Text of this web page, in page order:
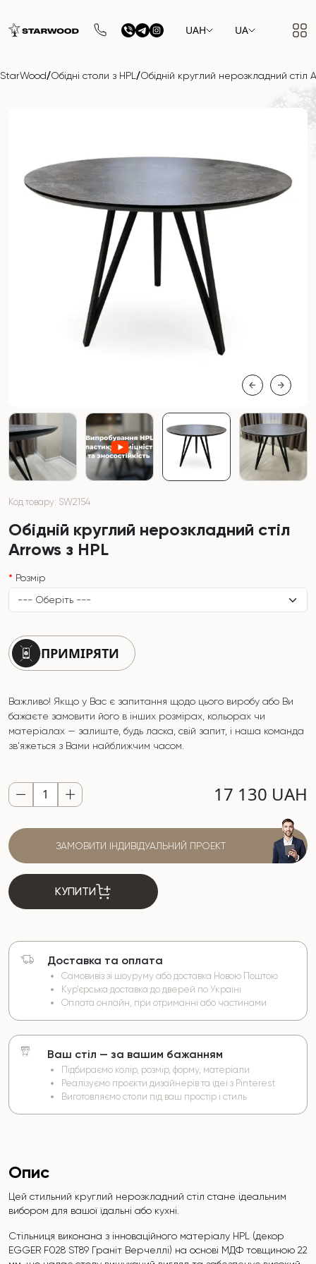
UAH UA
StarWood/Обідні столи з HPL /Обідній круглий нерозкладний стіл
Код товару: SW2154
Обідній круглий нерозкладний стіл
Arrows з HPL
Розмір
ПРИМІРЯТИ
Важливо! Якщо у Вас є запитання щодо цього виробу або Ви
бажаєте замовити його в інших розмірах, кольорах чи
матеріалах — залиште, будь ласка, свій запит, і наша команда
зв'яжеться з Вами найближчим часом.
17 130 UAH
ЗАМОВИТИ ІНДИВІДУАЛЬНИЙ ПРОЕКТ
КУПИТИ
Доставка та оплата
Самовивіз зі шоуруму або доставка Новою Поштою
Кур’єрська доставка до дверей по Україні
Оплата онлайн, при отриманні або частинами
Ваш стіл — за вашим бажанням
Підбираємо колір, розмір, форму, матеріали
Реалізуємо проєкти дизайнерів та ідеї з Pinterest
Виготовляємо столи під ваш простір і стиль
Опис
Цей стильний круглий нерозкладний стіл стане ідеальним
вибором для вашої їдальні або кухні.
Стільниця виконана з інноваційного матеріалу HPL (декор
EGGER F028 ST89 Граніт Верчеллі) на основі МДФ товщиною 22